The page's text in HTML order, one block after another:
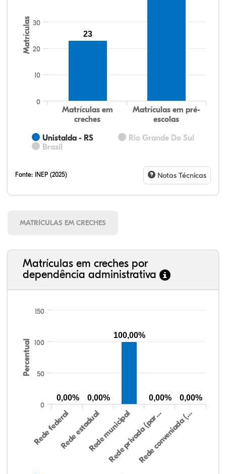
Matrículas
Unistalda - RS
Rio Grande Do Sul
Brasil
Matrículas em
creches
Matrículas em pré-
escolas
0
10
20
30
23
Fonte: INEP (2025) Notas Técnicas
MATRÍCULAS EM CRECHES
Matrículas em creches por
dependência administrativa
Percentual
Rede federalRede estadualRede municipal
Rede privada (par…Rede conveniada (…
0
50
100
150
0,00% 0,00%
100,00%
0,00% 0,00%